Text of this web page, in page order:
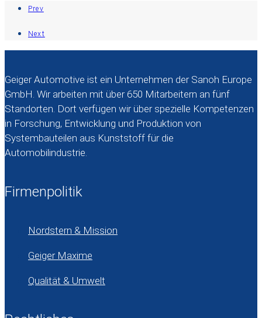
Prev
Next
Geiger Automotive ist ein Unternehmen der Sanoh Europe
GmbH. Wir arbeiten mit über 650 Mitarbeitern an fünf
Standorten. Dort verfügen wir über spezielle Kompetenzen
in Forschung, Entwicklung und Produktion von
Systembauteilen aus Kunststoff für die
Automobilindustrie.
Firmenpolitik
Nordstern & Mission
Geiger Maxime
Qualität & Umwelt